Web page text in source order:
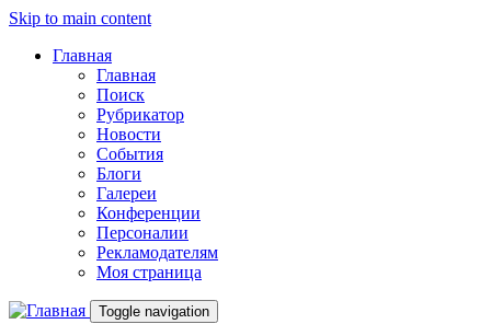
Skip to main content
Главная
Главная
Поиск
Рубрикатор
Новости
События
Блоги
Галереи
Конференции
Персоналии
Рекламодателям
Моя страница
Toggle navigation